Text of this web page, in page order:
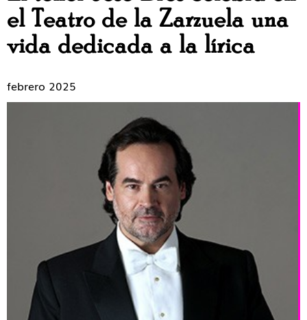
el Teatro de la Zarzuela una
vida dedicada a la lírica
febrero 2025